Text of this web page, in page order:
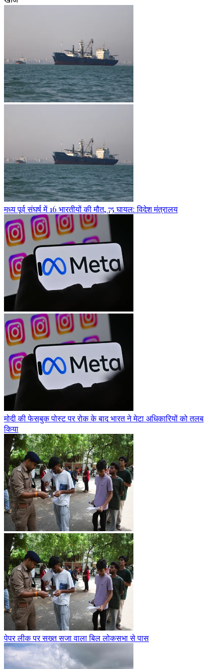
मध्य पूर्व संघर्ष में 16 भारतीयों की मौत, 75 घायल: विदेश मंत्रालय
मोदी की फेसबुक पोस्ट पर रोक के बाद भारत ने मेटा अधिकारियों को तलब
किया
पेपर लीक पर सख्त सजा वाला बिल लोकसभा से पास